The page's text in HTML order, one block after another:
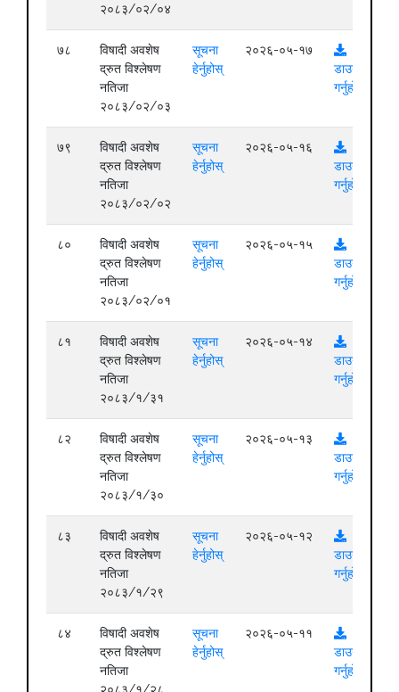
२०८३/०२/०४
७८
विषादी अवशेष
द्रुत विश्लेषण
नतिजा
२०८३/०२/०३
सूचना
हेर्नुहोस्
२०२६-०५-१७
डाउनलोड
गर्नुहोस्
७९
विषादी अवशेष
द्रुत विश्लेषण
नतिजा
२०८३/०२/०२
सूचना
हेर्नुहोस्
२०२६-०५-१६
डाउनलोड
गर्नुहोस्
८०
विषादी अवशेष
द्रुत विश्लेषण
नतिजा
२०८३/०२/०१
सूचना
हेर्नुहोस्
२०२६-०५-१५
डाउनलोड
गर्नुहोस्
८१
विषादी अवशेष
द्रुत विश्लेषण
नतिजा
२०८३/१/३१
सूचना
हेर्नुहोस्
२०२६-०५-१४
डाउनलोड
गर्नुहोस्
८२
विषादी अवशेष
द्रुत विश्लेषण
नतिजा
२०८३/१/३०
सूचना
हेर्नुहोस्
२०२६-०५-१३
डाउनलोड
गर्नुहोस्
८३
विषादी अवशेष
द्रुत विश्लेषण
नतिजा
२०८३/१/२९
सूचना
हेर्नुहोस्
२०२६-०५-१२
डाउनलोड
गर्नुहोस्
८४
विषादी अवशेष
द्रुत विश्लेषण
नतिजा
सूचना
हेर्नुहोस्
२०२६-०५-११
डाउनलोड
गर्नुहोस्